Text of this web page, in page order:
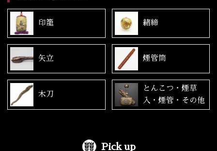
印籠 緒締
矢立 煙管筒
木刀
とんこつ・煙草
入・煙管・その他
Pick up